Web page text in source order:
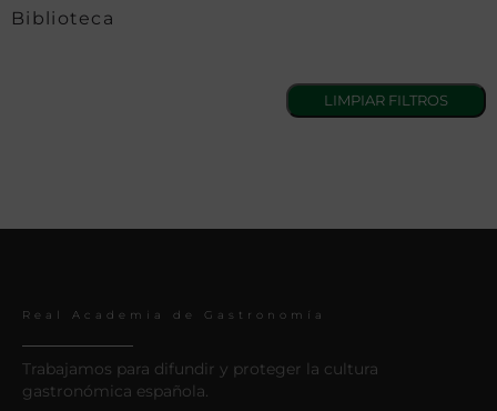
Biblioteca
Real Academia de Gastronomía
Trabajamos para difundir y proteger la cultura
gastronómica española.